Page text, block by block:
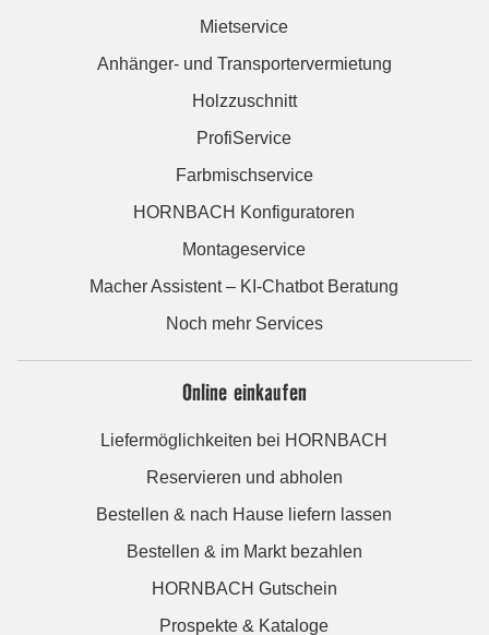
Mietservice
Anhänger- und Transportervermietung
Holzzuschnitt
ProfiService
Farbmischservice
HORNBACH Konfiguratoren
Montageservice
Macher Assistent – KI-Chatbot Beratung
Noch mehr Services
Online einkaufen
Liefermöglichkeiten bei HORNBACH
Reservieren und abholen
Bestellen & nach Hause liefern lassen
Bestellen & im Markt bezahlen
HORNBACH Gutschein
Prospekte & Kataloge